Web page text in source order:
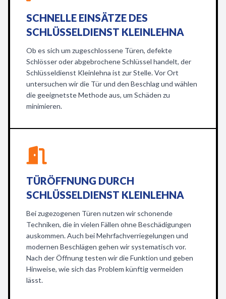
SCHNELLE EINSÄTZE DES
SCHLÜSSELDIENST KLEINLEHNA
Ob es sich um zugeschlossene Türen, defekte
Schlösser oder abgebrochene Schlüssel handelt, der
Schlüsseldienst Kleinlehna ist zur Stelle. Vor Ort
untersuchen wir die Tür und den Beschlag und wählen
die geeignetste Methode aus, um Schäden zu
minimieren.
TÜRÖFFNUNG DURCH
SCHLÜSSELDIENST KLEINLEHNA
Bei zugezogenen Türen nutzen wir schonende
Techniken, die in vielen Fällen ohne Beschädigungen
auskommen. Auch bei Mehrfachverriegelungen und
modernen Beschlägen gehen wir systematisch vor.
Nach der Öffnung testen wir die Funktion und geben
Hinweise, wie sich das Problem künftig vermeiden
lässt.